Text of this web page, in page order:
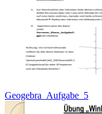
Geogebra_Aufgabe_5